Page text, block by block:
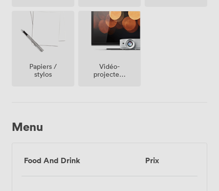
Papiers /
stylos
Vidéo-
projecteur
Menu
Food And Drink Prix